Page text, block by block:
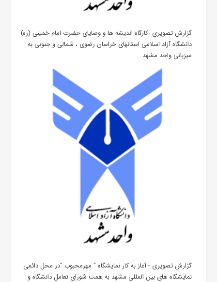
گزارش تصویری -کارگاه اندیشه ها و وصایای حضرت امام خمینی (ره)
دانشگاه آزاد اسلامی استانهای خراسان رضوی ، شمالی و جنوبی به
میزبانی واحد مشهد
گزارش تصویری - آغاز به کار نمایشگاه " مهرمحبوب "در محل دائمی
نمایشگاه های بین المللی مشهد به همت شورای تعامل دانشگاه و